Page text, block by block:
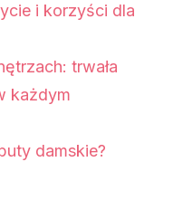
i korzyści dla
trwała
każdym
damskie?